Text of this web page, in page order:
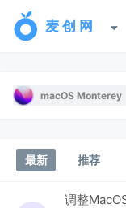
macOS Monterey
果粉闲谈交流
黑苹果声卡驱动
最新 推荐
调整